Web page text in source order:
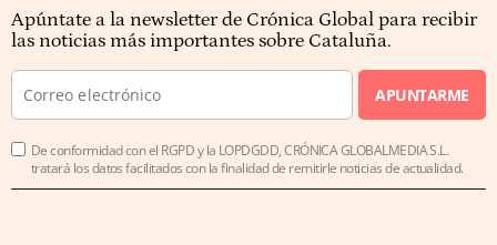
Apúntate a la newsletter de Crónica Global para recibir
las noticias más importantes sobre Cataluña.
APUNTARME
De conformidad con el RGPD y la LOPDGDD, CRÓNICA GLOBALMEDIA S.L.
tratará los datos facilitados con la finalidad de remitirle noticias de actualidad.